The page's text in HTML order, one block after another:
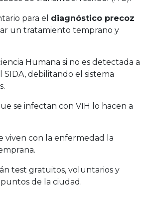
para el diagnóstico precoz
un tratamiento temprano y
Humana si no es detectada a
debilitando el sistema
se infectan con VIH lo hacen a
viven con la enfermedad la
test gratuitos, voluntarios y
de la ciudad.